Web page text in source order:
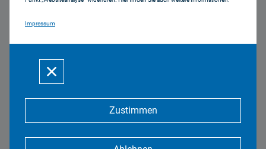
Impressum
Zustimmen
Ergebnisse Bayern
Hörfunk
Reichweitenkennziffern im Trend